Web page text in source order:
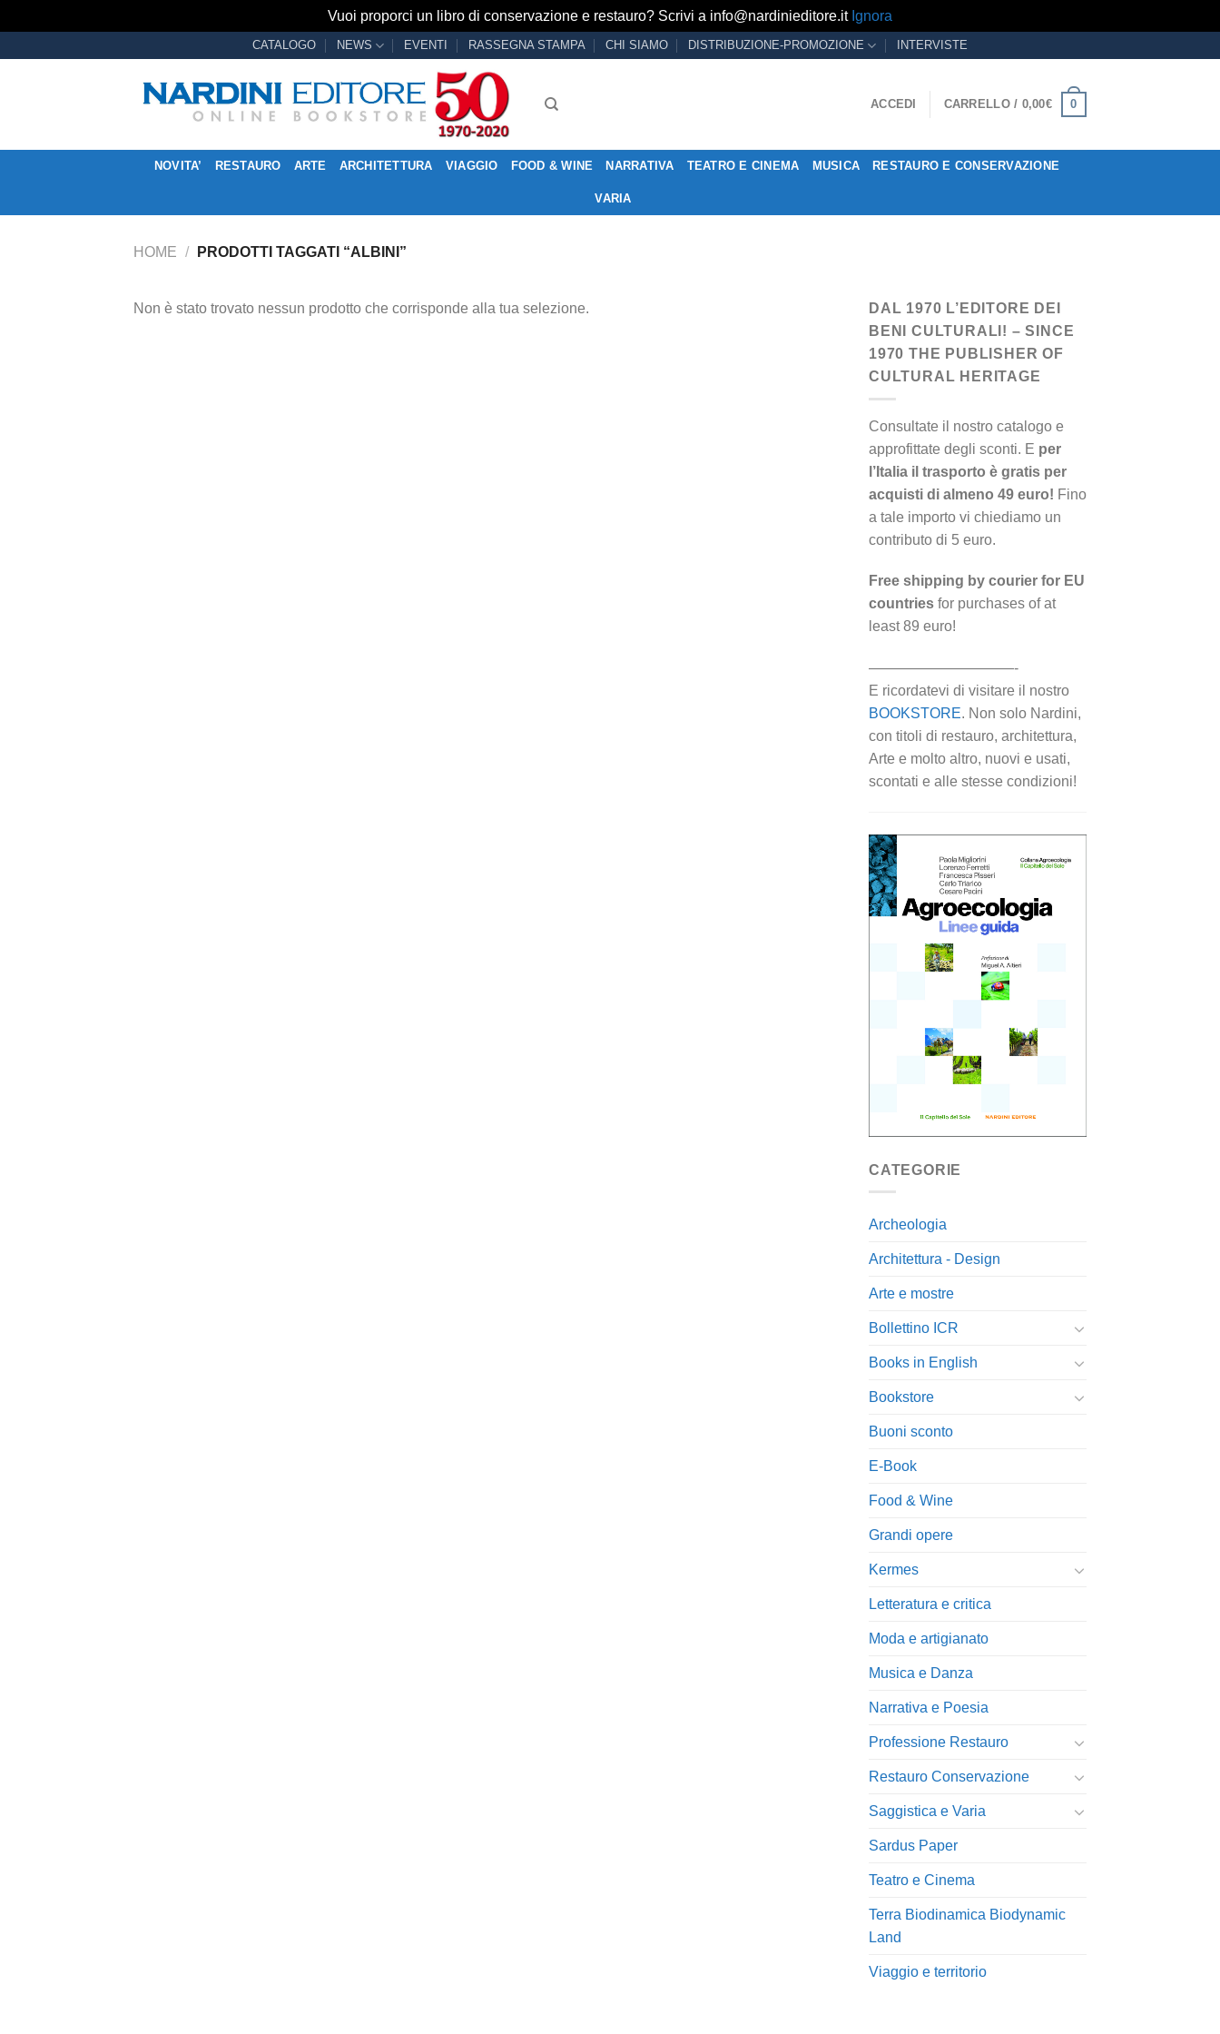
Vuoi proporci un libro di conservazione e restauro? Scrivi a info@nardinieditore.it Ignora
CATALOGO NEWS EVENTI RASSEGNA STAMPA CHI SIAMO DISTRIBUZIONE-PROMOZIONE INTERVISTE
ACCEDI CARRELLO / 0,00€ 0
NOVITA’ RESTAURO ARTE ARCHITETTURA VIAGGIO FOOD & WINE NARRATIVA TEATRO E CINEMA MUSICA RESTAURO E CONSERVAZIONE
VARIA
HOME / PRODOTTI TAGGATI “ALBINI”
Non è stato trovato nessun prodotto che corrisponde alla tua selezione.
DAL 1970 L’EDITORE DEI
BENI CULTURALI! – SINCE
1970 THE PUBLISHER OF
CULTURAL HERITAGE
Consultate il nostro catalogo e
approfittate degli sconti. E per
l’Italia il trasporto è gratis per
acquisti di almeno 49 euro! Fino
a tale importo vi chiediamo un
contributo di 5 euro.
Free shipping by courier for EU
countries for purchases of at
least 89 euro!
——————————-
E ricordatevi di visitare il nostro
BOOKSTORE. Non solo Nardini,
con titoli di restauro, architettura,
Arte e molto altro, nuovi e usati,
scontati e alle stesse condizioni!
CATEGORIE
Archeologia
Architettura - Design
Arte e mostre
Bollettino ICR
Books in English
Bookstore
Buoni sconto
E-Book
Food & Wine
Grandi opere
Kermes
Letteratura e critica
Moda e artigianato
Musica e Danza
Narrativa e Poesia
Professione Restauro
Restauro Conservazione
Saggistica e Varia
Sardus Paper
Teatro e Cinema
Terra Biodinamica Biodynamic
Land
Viaggio e territorio